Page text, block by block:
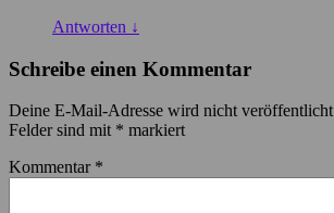
Antworten ↓
Schreibe einen Kommentar
Deine E-Mail-Adresse wird nicht
Felder sind mit * markiert
Kommentar *